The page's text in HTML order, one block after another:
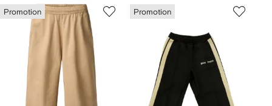
Promotion Promotion